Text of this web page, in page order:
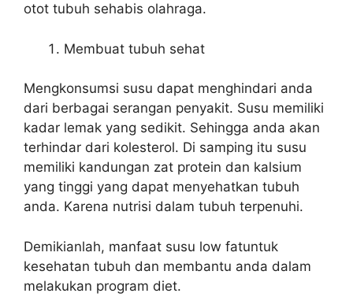
otot tubuh sehabis olahraga.
Membuat tubuh sehat
Mengkonsumsi susu dapat menghindari anda
dari berbagai serangan penyakit. Susu memiliki
kadar lemak yang sedikit. Sehingga anda akan
terhindar dari kolesterol. Di samping itu susu
memiliki kandungan zat protein dan kalsium
yang tinggi yang dapat menyehatkan tubuh
anda. Karena nutrisi dalam tubuh terpenuhi.
Demikianlah, manfaat susu low fatuntuk
kesehatan tubuh dan membantu anda dalam
melakukan program diet.